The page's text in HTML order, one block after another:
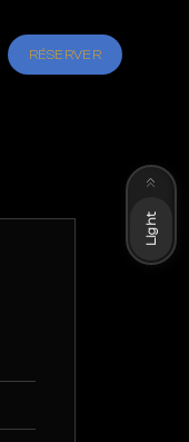
RÉSERVER
Light
Dark